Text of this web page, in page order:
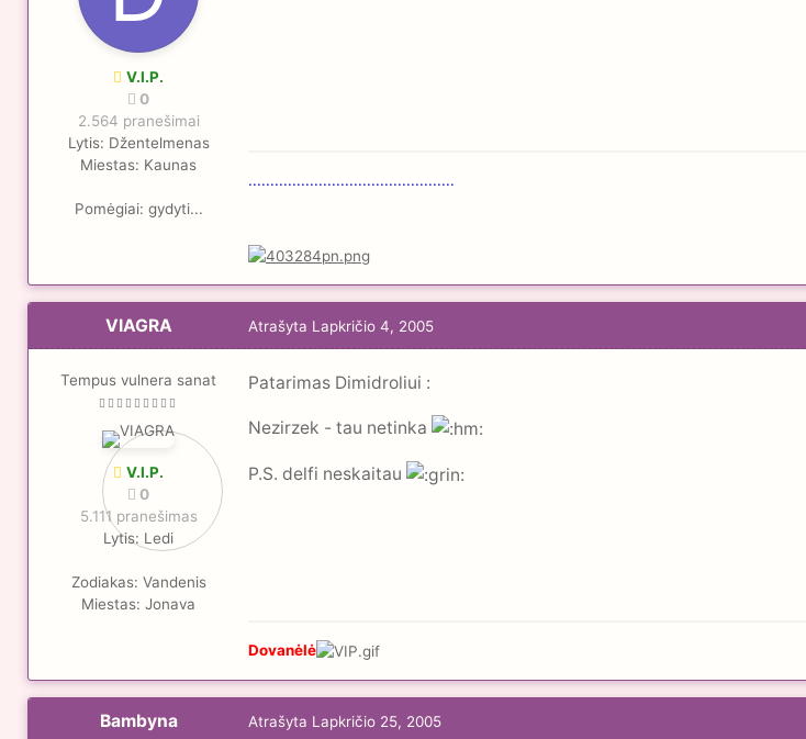
V.I.P.
0
2.564 pranešimai
Lytis: Džentelmenas
Miestas: Kaunas
Pomėgiai: gydyti...
...............................................
VIAGRA
Tempus vulnera sanat
V.I.P.
0
5.111 pranešimas
Lytis: Ledi
Zodiakas: Vandenis
Miestas: Jonava
Atrašyta Lapkričio 4, 2005
Patarimas Dimidroliui :
Nezirzek - tau netinka
P.S. delfi neskaitau
Dovanėlė
Bambyna Atrašyta Lapkričio 25, 2005